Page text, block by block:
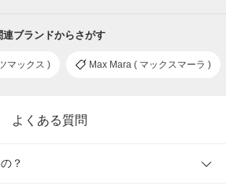
ブランドからさがす
マックス ) Max Mara ( マックスマーラ )
よくある質問
？